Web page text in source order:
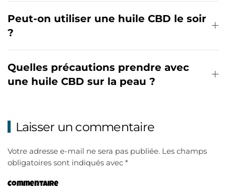
Peut-on utiliser une huile CBD le soir
?
Quelles précautions prendre avec
une huile CBD sur la peau ?
Laisser un commentaire
Votre adresse e-mail ne sera pas publiée. Les champs
obligatoires sont indiqués avec *
Commentaire